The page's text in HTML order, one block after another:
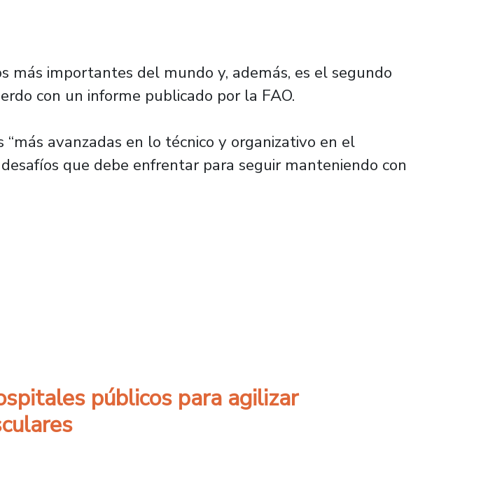
más importantes del mundo y, además, es el segundo
con un informe publicado por la FAO.
avanzadas en lo técnico y organizativo en el
que debe enfrentar para seguir manteniendo con
con innovadora formulación que aumenta niveles de sanidad
públicos para agilizar